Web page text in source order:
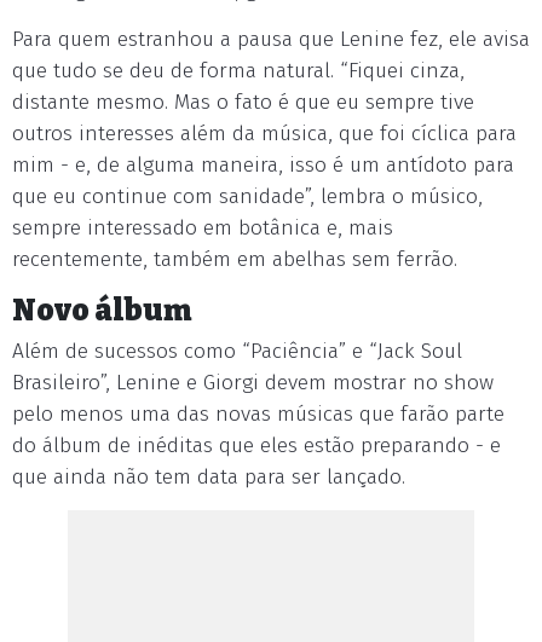
Para quem estranhou a pausa que Lenine fez, ele avisa
que tudo se deu de forma natural. “Fiquei cinza,
distante mesmo. Mas o fato é que eu sempre tive
outros interesses além da música, que foi cíclica para
mim - e, de alguma maneira, isso é um antídoto para
que eu continue com sanidade”, lembra o músico,
sempre interessado em botânica e, mais
recentemente, também em abelhas sem ferrão.
Novo álbum
Além de sucessos como “Paciência” e “Jack Soul
Brasileiro”, Lenine e Giorgi devem mostrar no show
pelo menos uma das novas músicas que farão parte
do álbum de inéditas que eles estão preparando - e
que ainda não tem data para ser lançado.